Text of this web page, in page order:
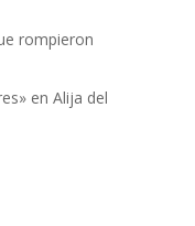
rompieron
en Alija del